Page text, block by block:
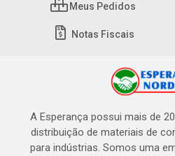
Meus Pedidos
Notas Fiscais
A Esperança possui mais de
distribuição de materiais de
para indústrias. Somos uma